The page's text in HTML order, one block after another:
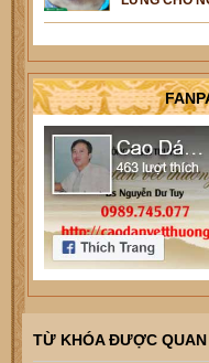
TỪ KHÓA ĐƯỢC QUAN